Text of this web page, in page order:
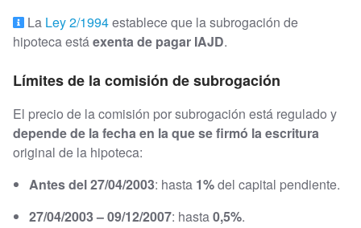
La Ley 2/1994establece que la subrogación de
hipoteca estáexenta de pagar IAJD.
Límites de la comisión de subrogación
El precio de la comisión por subrogación está regulado y
depende de la fecha en la que se firmó la escritura
original de la hipoteca:
Antes del 27/04/2003: hasta 1%del capital pendiente.
27/04/2003 – 09/12/2007: hasta0,5%.